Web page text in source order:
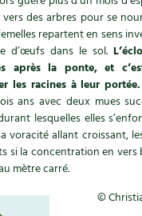
des arbres pour se
repartent en sens
d’œufs dans le sol.
après la ponte, et
les racines à leur portée.
ans avec deux mues
lesquelles elles
voracité allant croissant,
si la concentration en vers
mètre carré.
©